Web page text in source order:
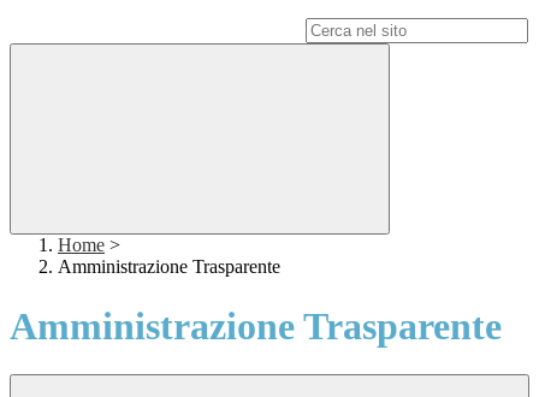
Home >
Amministrazione Trasparente
Amministrazione Trasparente